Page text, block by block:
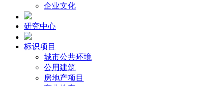
企业文化
研究中心
标识项目
城市公共环境
公用建筑
房地产项目